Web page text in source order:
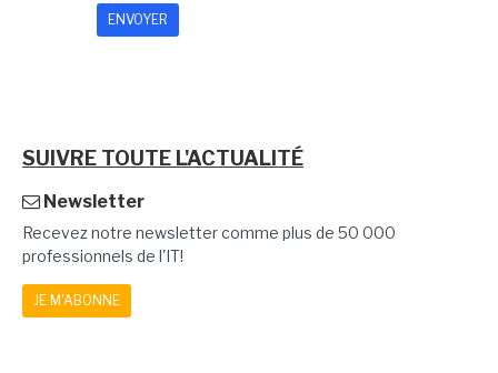
SUIVRE TOUTE L'ACTUALITÉ
Newsletter
Recevez notre newsletter comme plus de 50 000
professionnels de l'IT!
JE M'ABONNE